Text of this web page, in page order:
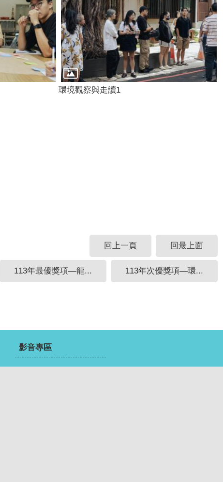
環境觀察與走讀1
回上一頁 回最上面
113年最優獎項—龍... 113年次優獎項—環...
影音專區